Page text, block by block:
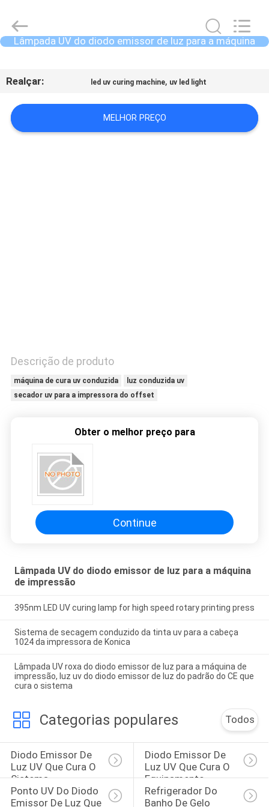
PRODUTOS
SOBRE
CONTACTE-
NOS
PEÇA
UMAS
CITAÇÕES
MAPA
SITE
PRIVACY
POLICY
Shenzhen
Syochi
Electronics
Co.,
Reserved.
Lâmpada UV do diodo emissor de luz para a máquina
de impressão
Realçar: led uv curing machine, uv led light
MELHOR PREÇO
Descrição de produto
máquina de cura uv conduzida
luz conduzida uv
secador uv para a impressora do offset
Obter o melhor preço para
Continue
Lâmpada UV do diodo emissor de luz para a máquina
de impressão
395nm LED UV curing lamp for high speed rotary printing press
Sistema de secagem conduzido da tinta uv para a cabeça
1024 da impressora de Konica
Lâmpada UV roxa do diodo emissor de luz para a máquina de
impressão, luz uv do diodo emissor de luz do padrão do CE que
cura o sistema
Categorias populares Todos
Diodo Emissor De
Luz UV Que Cura O
Sistema
Diodo Emissor De
Luz UV Que Cura O
Equipamento
Ponto UV Do Diodo
Emissor De Luz Que
Refrigerador Do
Banho De Gelo